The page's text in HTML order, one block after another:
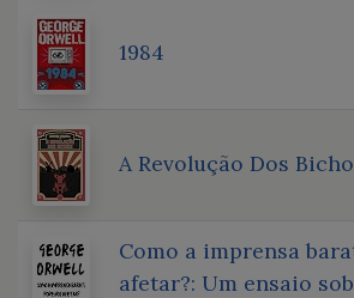
1984
A Revolução Dos
Como a imprensa
afetar?: Um ensaio